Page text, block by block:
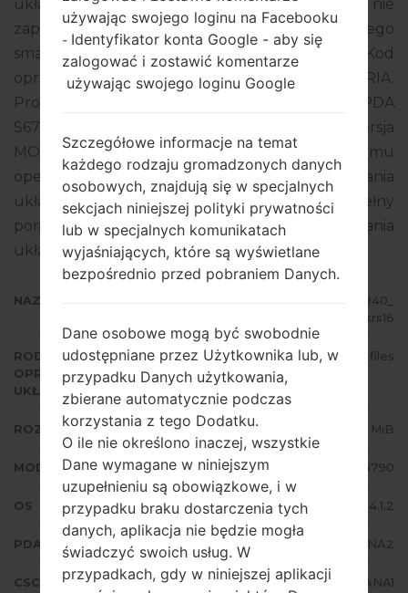
układowego dla Samsung Galaxy Fame Lite, ale nie
zapomnij sprawdzić, czy numer modelu Twojego
smartfona odpowiada wskazanemu GT-S6790. Kod
oprogramowania układowego to ECT z NIGERIA.
Produkt jest dostarczany z wersją PDA
S6790XXANA2, wersja CSC S6790OJVANA1, wersja
MODEM S6790XXAMI1. Wersja systemu
operacyjnego danego oprogramowania
układowego to Android Jelly Bean 4.1.2. Pełny
poradnik na temat flashowania oprogramowania
układowego na urządzeniach Samsungtutaj
NAZWA PLIKU
GT-S6790_ECT_1_20140829161940_
b6jl8krs16
RODZAJ
OPROGRAMOWANIA
UKŁADOWEGO
4 files
ROZMIAR PLIKU 604.25 MiB
MODEL Samsung GT-S6790
OS Android Jelly Bean 4.1.2
PDA/AP WERSJA S6790XXANA2
CSC WERSJA S6790OJVANA1
używając swojego loginu na Facebooku
- Identyfikator konta Google - aby się
zalogować i zostawić komentarze
używając swojego loginu Google
Szczegółowe informacje na temat
każdego rodzaju gromadzonych danych
osobowych, znajdują się w specjalnych
sekcjach niniejszej polityki prywatności
lub w specjalnych komunikatach
wyjaśniających, które są wyświetlane
bezpośrednio przed pobraniem Danych.
Dane osobowe mogą być swobodnie
udostępniane przez Użytkownika lub, w
przypadku Danych użytkowania,
zbierane automatycznie podczas
korzystania z tego Dodatku.
O ile nie określono inaczej, wszystkie
Dane wymagane w niniejszym
uzupełnieniu są obowiązkowe, i w
przypadku braku dostarczenia tych
danych, aplikacja nie będzie mogła
świadczyć swoich usług. W
przypadkach, gdy w niniejszej aplikacji